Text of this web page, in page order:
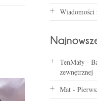
TenMały -
zewnętrznej
Mat -